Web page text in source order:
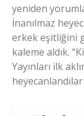
yeniden
İnanılmaz
erkek eşitliğini
kaleme aldık.
Yayınları ilk